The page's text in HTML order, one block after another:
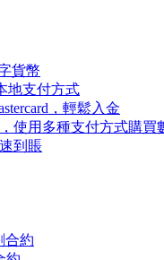
貨幣
地支付方式
，輕鬆入金
使用多種支付方式購買
到賬
合約